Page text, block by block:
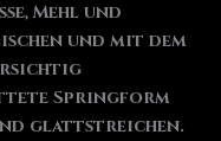
Mehl und
und mit dem
Springform
glattstreichen.